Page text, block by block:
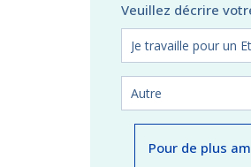
Veuillez décrire
Pour de plus